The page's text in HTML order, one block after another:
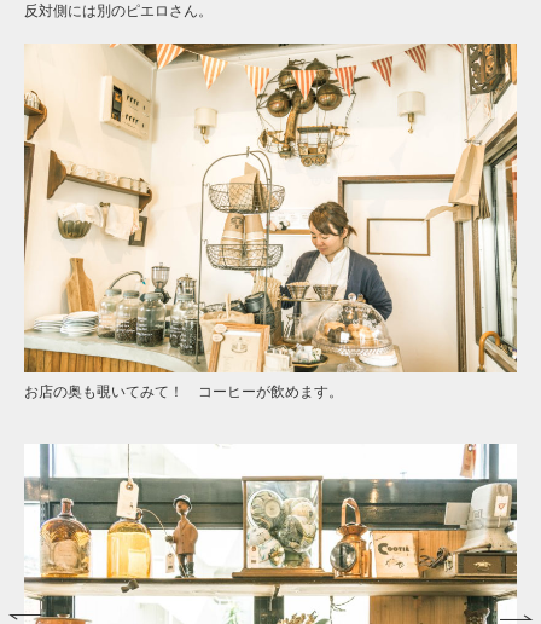
反対側には別のピエロさん。
お店の奥も覗いてみて！ コーヒーが飲めます。